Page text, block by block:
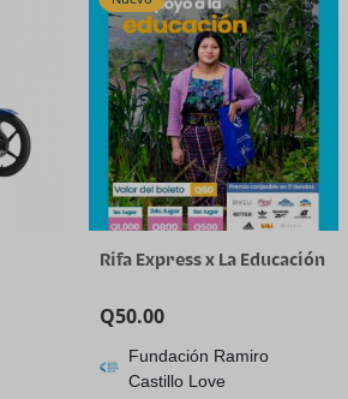
Rifa Express x La Educación
Q50.00
Fundación Ramiro
Castillo Love